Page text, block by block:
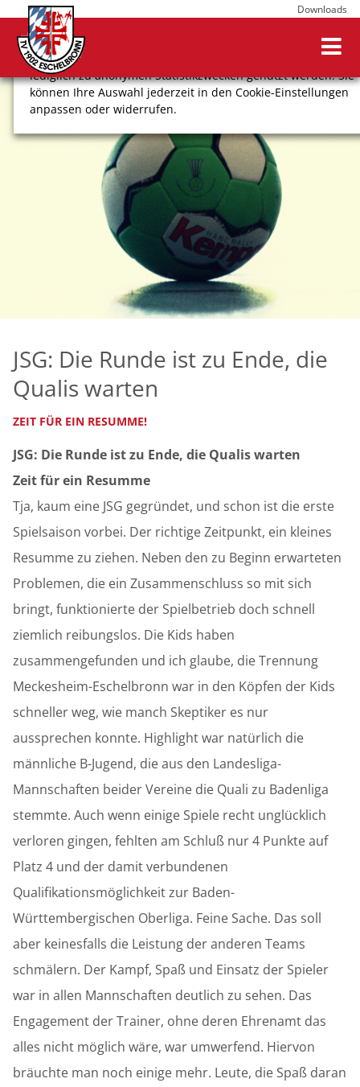
Wir verwenden Cookies, um Ihnen ein optimales
Webseitenerlebnis zu bieten. Dazu zählen Cookies, die für
den Betrieb der Seite notwendig sind, sowie solche, die
lediglich zu anonymen Statistikzwecken genutzt werden. Sie
können Ihre Auswahl jederzeit in den Cookie-Einstellungen
anpassen oder widerrufen.
COOKIE-EINSTELLUNGEN
ALLE ABLEHNEN
ALLE AUSWÄHLEN
Downloads
JSG: Die Runde ist zu Ende, die
Qualis warten
ZEIT FÜR EIN RESUMME!
JSG: Die Runde ist zu Ende, die Qualis warten
Zeit für ein Resumme
Tja, kaum eine JSG gegründet, und schon ist die erste
Spielsaison vorbei. Der richtige Zeitpunkt, ein kleines
Resumme zu ziehen. Neben den zu Beginn erwarteten
Problemen, die ein Zusammenschluss so mit sich
bringt, funktionierte der Spielbetrieb doch schnell
ziemlich reibungslos. Die Kids haben
zusammengefunden und ich glaube, die Trennung
Meckesheim-Eschelbronn war in den Köpfen der Kids
schneller weg, wie manch Skeptiker es nur
aussprechen konnte. Highlight war natürlich die
männliche B-Jugend, die aus den Landesliga-
Mannschaften beider Vereine die Quali zu Badenliga
stemmte. Auch wenn einige Spiele recht unglücklich
verloren gingen, fehlten am Schluß nur 4 Punkte auf
Platz 4 und der damit verbundenen
Qualifikationsmöglichkeit zur Baden-
Württembergischen Oberliga. Feine Sache. Das soll
aber keinesfalls die Leistung der anderen Teams
schmälern. Der Kampf, Spaß und Einsatz der Spieler
war in allen Mannschaften deutlich zu sehen. Das
Engagement der Trainer, ohne deren Ehrenamt das
alles nicht möglich wäre, war umwerfend. Hiervon
bräuchte man noch einige mehr. Leute, die Spaß daran